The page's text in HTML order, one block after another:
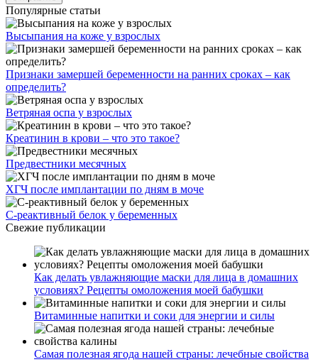
Популярные статьи
Высыпания на коже у взрослых
Признаки замершей беременности на ранних сроках – как
определить?
Ветряная оспа у взрослых
Креатинин в крови – что это такое?
Предвестники месячных
ХГЧ после имплантации по дням в моче
С-реактивный белок у беременных
Свежие публикации
Как делать увлажняющие маски для лица в домашних
условиях? Рецепты омоложения моей бабушки
Витаминные напитки и соки для энергии и силы
Самая полезная ягода нашей страны: лечебные свойства